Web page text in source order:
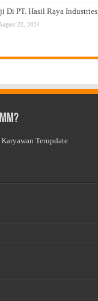
Di PT. Hasil Raya Industries
22, 2024
Terupdate